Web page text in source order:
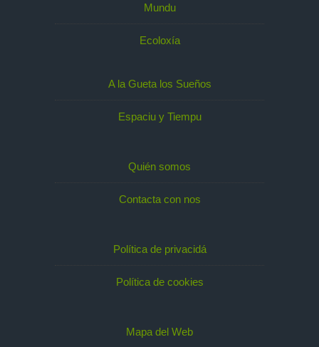
Mundu
Ecoloxía
A la Gueta los Sueños
Espaciu y Tiempu
Quién somos
Contacta con nos
Política de privacidá
Política de cookies
Mapa del Web